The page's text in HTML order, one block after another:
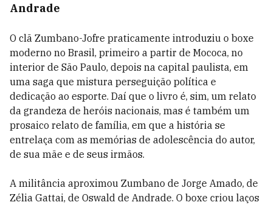
Andrade
O clã Zumbano-Jofre praticamente introduziu o boxe
moderno no Brasil, primeiro a partir de Mococa, no
interior de São Paulo, depois na capital paulista, em
uma saga que mistura perseguição política e
dedicação ao esporte. Daí que o livro é, sim, um relato
da grandeza de heróis nacionais, mas é também um
prosaico relato de família, em que a história se
entrelaça com as memórias de adolescência do autor,
de sua mãe e de seus irmãos.
A militância aproximou Zumbano de Jorge Amado, de
Zélia Gattai, de Oswald de Andrade. O boxe criou laços